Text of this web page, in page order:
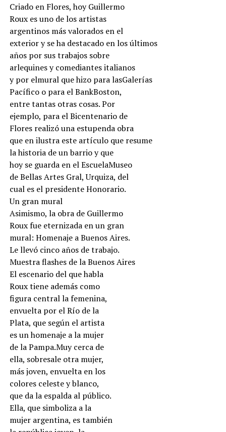
Criado en Flores, hoy Guillermo
Roux es uno de los artistas
argentinos más valorados en el
exterior y se ha destacado en los últimos
años por sus trabajos sobre
arlequines y comediantes italianos
y por elmural que hizo para lasGalerías
Pacífico o para el BankBoston,
entre tantas otras cosas. Por
ejemplo, para el Bicentenario de
Flores realizó una estupenda obra
que en ilustra este artículo que resume
la historia de un barrio y que
hoy se guarda en el EscuelaMuseo
de Bellas Artes Gral, Urquiza, del
cual es el presidente Honorario.
Un gran mural
Asimismo, la obra de Guillermo
Roux fue eternizada en un gran
mural: Homenaje a Buenos Aires.
Le llevó cinco años de trabajo.
Muestra flashes de la Buenos Aires
El escenario del que habla
Roux tiene además como
figura central la femenina,
envuelta por el Río de la
Plata, que según el artista
es un homenaje a la mujer
de la Pampa.Muy cerca de
ella, sobresale otra mujer,
más joven, envuelta en los
colores celeste y blanco,
que da la espalda al público.
Ella, que simboliza a la
mujer argentina, es también